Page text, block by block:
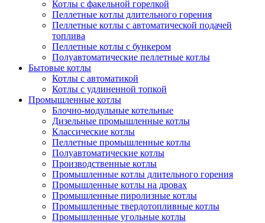
Котлы с факельной горелкой
Пеллетные котлы длительного горения
Пеллетные котлы с автоматической подачей
топлива
Пеллетные котлы с бункером
Полуавтоматические пеллетные котлы
Бытовые котлы
Котлы с автоматикой
Котлы с удлиненной топкой
Промышленные котлы
Блочно-модульные котельные
Дизельные промышленные котлы
Классические котлы
Пеллетные промышленные котлы
Полуавтоматические котлы
Производственные котлы
Промышленные котлы длительного горения
Промышленные котлы на дровах
Промышленные пиролизные котлы
Промышленные твердотопливные котлы
Промышленные угольные котлы